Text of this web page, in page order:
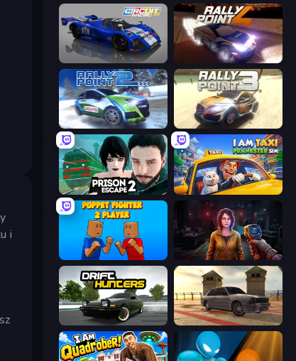
i
Circuit Racing Rally Point 4
Rally Point 2 Rally Point 3
Prison Escape 2 I Am Taxi Prankster Sim
Puppet Fighter 2 Player Survival Zone Zombie Outbreak
Drift Hunters Burnout Drift 3: Seaport Max